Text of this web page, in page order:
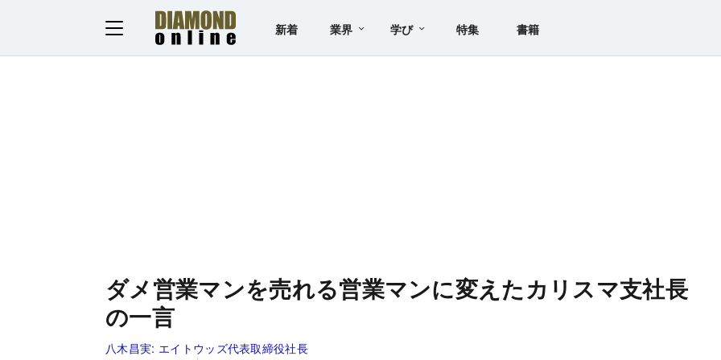
新着 業界 学び 特集 書籍
ダメ営業マンを売れる営業マンに変えたカリスマ支社長
の一言
八木昌実: エイトウッズ代表取締役社長